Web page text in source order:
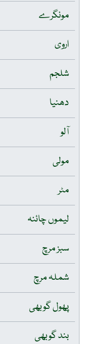
مونگرے
اروی
شلجم
دھنیا
آلو
مولی
مٹر
لیموں چائنہ
سبز مرچ
شملہ مرچ
پھول گوبھی
بند گوبھی